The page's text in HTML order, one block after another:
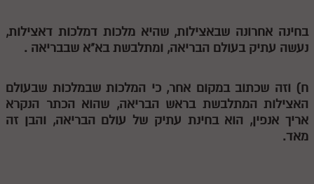
בעל הסולם
לאתר ספר הרב
בחינה אחרונה שבאצילות, שהיא מלכות דמלכות דאצילות,
נעשה עתיק בעולם הבריאה, ומתלבשת בא"א שבבריאה .
ח) וזה שכתוב במקום אחר, כי המלכות שבמלכות שבעולם
האצילות המתלבשת בראש הבריאה, שהוא הכתר הנקרא
אריך אנפין, הוא בחינת עתיק של עולם הבריאה, והבן זה
מאד.